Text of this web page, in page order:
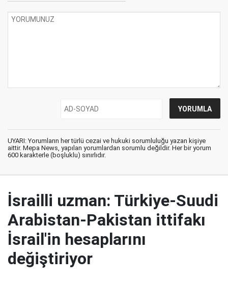
UYARI: Yorumların her türlü cezai ve hukuki sorumluluğu yazan kişiye
aittir. Mepa News, yapılan yorumlardan sorumlu değildir. Her bir yorum
600 karakterle (boşluklu) sınırlıdır.
İsrailli uzman: Türkiye-Suudi
Arabistan-Pakistan ittifakı
İsrail'in hesaplarını
değiştiriyor